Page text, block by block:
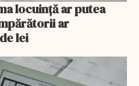
locuință ar putea
ar
lei